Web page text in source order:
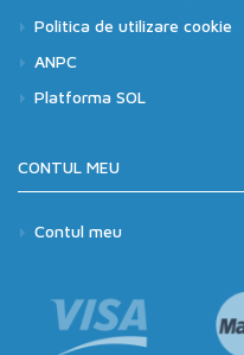
Politica de utilizare cookie
ANPC
Platforma SOL
CONTUL MEU
Contul meu